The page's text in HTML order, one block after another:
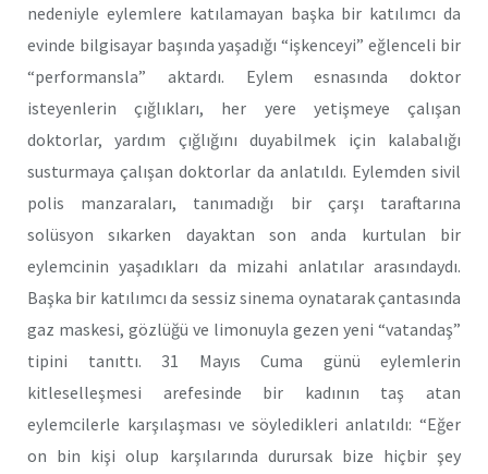
nedeniyle eylemlere katılamayan başka bir katılımcı da
evinde bilgisayar başında yaşadığı “işkenceyi” eğlenceli bir
“performansla” aktardı. Eylem esnasında doktor
isteyenlerin çığlıkları, her yere yetişmeye çalışan
doktorlar, yardım çığlığını duyabilmek için kalabalığı
susturmaya çalışan doktorlar da anlatıldı. Eylemden sivil
polis manzaraları, tanımadığı bir çarşı taraftarına
solüsyon sıkarken dayaktan son anda kurtulan bir
eylemcinin yaşadıkları da mizahi anlatılar arasındaydı.
Başka bir katılımcı da sessiz sinema oynatarak çantasında
gaz maskesi, gözlüğü ve limonuyla gezen yeni “vatandaş”
tipini tanıttı. 31 Mayıs Cuma günü eylemlerin
kitleselleşmesi arefesinde bir kadının taş atan
eylemcilerle karşılaşması ve söyledikleri anlatıldı: “Eğer
on bin kişi olup karşılarında durursak bize hiçbir şey